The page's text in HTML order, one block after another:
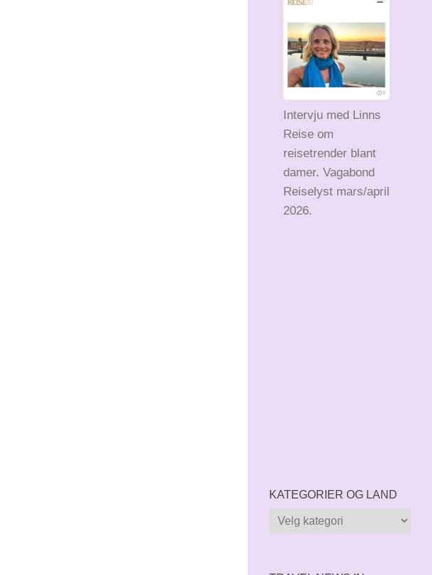
Intervju med Linns
Reise om
reisetrender blant
damer. Vagabond
Reiselyst mars/april
2026.
KATEGORIER OG LAND
Kategorier